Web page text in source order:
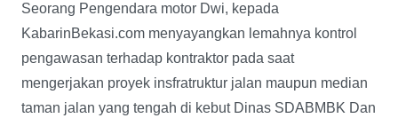
Seorang Pengendara motor Dwi, kepada
KabarinBekasi.com menyayangkan lemahnya kontrol
pengawasan terhadap kontraktor pada saat
mengerjakan proyek insfratruktur jalan maupun median
taman jalan yang tengah di kebut Dinas SDABMBK Dan